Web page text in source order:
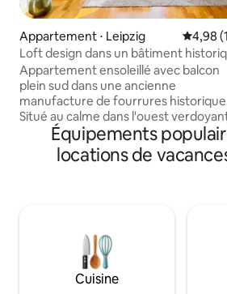
Appartement ⋅ Leipzig
4,98
Loft design dans un bâtiment
Manufaktur près de l'arène/du stade
Appartement ensoleillé avec balcon
plein sud dans une ancienne
manufacture de fourrures
Situé au calme dans l'ouest
directement à la limite du centre-
non loin du stade RB et de l'Arena.
Logement idéal pour les amateurs
(arrêt Angerbrücke à seulement
300 m) : > Stade Red Bull - Sportforum
2 min > Arena - Waldplatz I 4 min >
Centre - Goerdelerring I 8 min > Gare
Équipements
locations de
Cuisine